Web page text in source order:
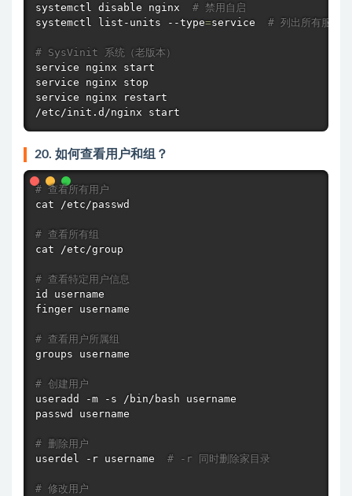
systemctl disable nginx # 禁用自启
systemctl list-units --type=service # 列出所有服务
# SysVinit 系统（老版本）
service
service
service nginx restart
/etc/init.d/nginx start
20. 如何查看用户和组？
# 查看所有用户
cat /etc/passwd
# 查看所有组
cat /etc/group
# 查看特定用户信息
id
username
finger username
# 查看用户所属组
groups username
# 创建用户
useradd
passwd
username
# 删除用户
userdel
-r username # -r 同时删除家目录
# 修改用户